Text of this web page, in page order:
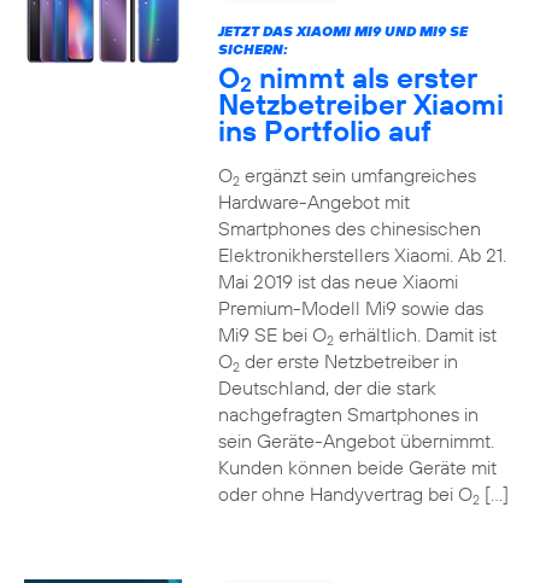
JETZT DAS XIAOMI MI9 UND MI9 SE
SICHERN:
O2 nimmt als erster
Netzbetreiber Xiaomi
ins Portfolio auf
O2ergänzt sein umfangreiches
Hardware-Angebot mit
Smartphones des chinesischen
Elektronikherstellers Xiaomi. Ab 21.
Mai 2019 ist das neue Xiaomi
Premium-Modell Mi9 sowie das
Mi9 SE bei O2erhältlich. Damit ist
O2der erste Netzbetreiber in
Deutschland, der die stark
nachgefragten Smartphones in
sein Geräte-Angebot übernimmt.
Kunden können beide Geräte mit
oder ohne Handyvertrag bei O2[…]